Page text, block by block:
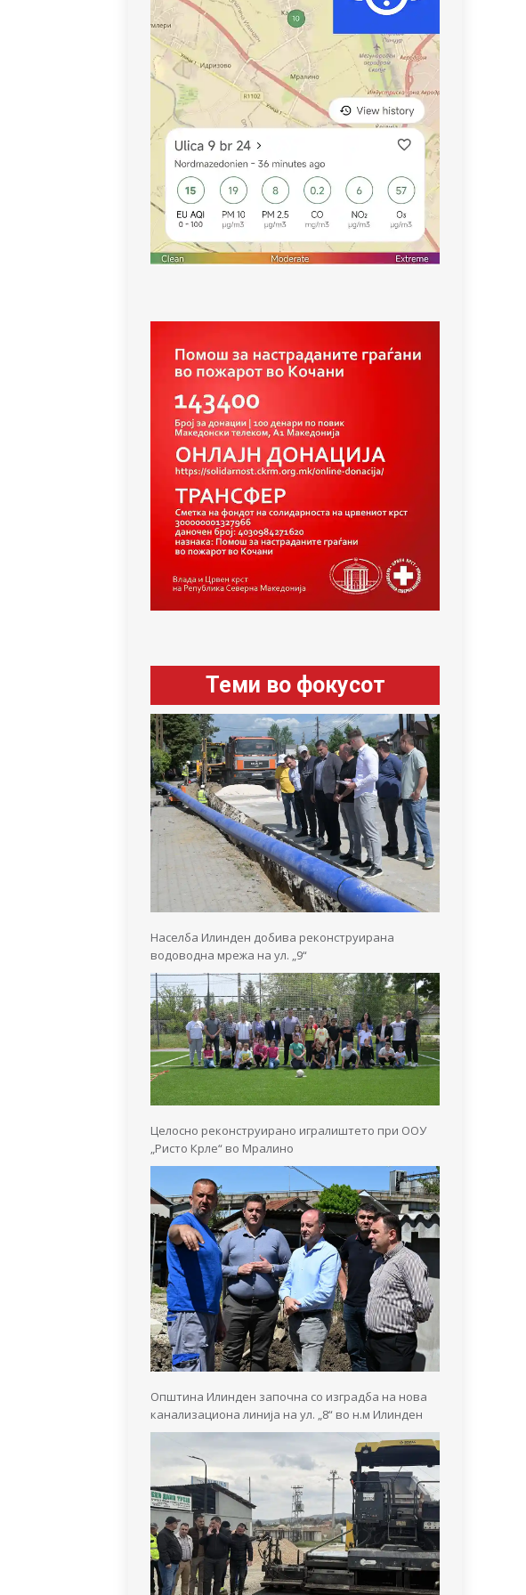
Теми во фокусот
Населба Илинден добива реконструирана
водоводна мрежа на ул. „9“
Целосно реконструирано игралиштето при ООУ
„Ристо Крле“ во Мралино
Општина Илинден започна со изградба на нова
канализациона линија на ул. „8“ во н.м Илинден